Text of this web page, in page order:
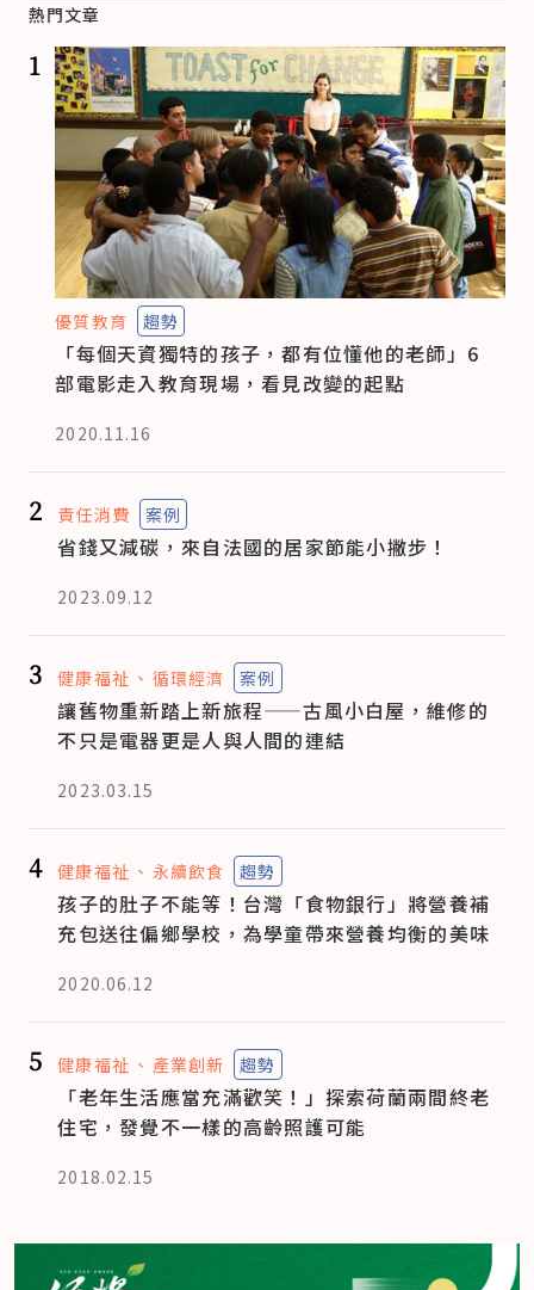
熱門文章
1
優質教育 趨勢
「每個天資獨特的孩子，都有位懂他的老師」6
部電影走入教育現場，看見改變的起點
2020.11.16
2 責任消費 案例
省錢又減碳，來自法國的居家節能小撇步！
2023.09.12
3 健康福祉 循環經濟 案例
讓舊物重新踏上新旅程——古風小白屋，維修的
不只是電器更是人與人間的連結
2023.03.15
4 健康福祉 永續飲食 趨勢
孩子的肚子不能等！台灣「食物銀行」將營養補
充包送往偏鄉學校，為學童帶來營養均衡的美味
2020.06.12
5 健康福祉 產業創新 趨勢
「老年生活應當充滿歡笑！」探索荷蘭兩間終老
住宅，發覺不一樣的高齡照護可能
2018.02.15